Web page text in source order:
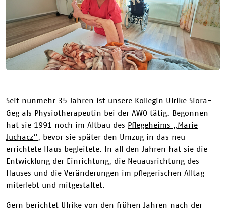
Seit nunmehr 35 Jahren ist unsere Kollegin Ulrike Siora-
Geg als Physiotherapeutin bei der AWO tätig. Begonnen
hat sie 1991 noch im Altbau des Pflegeheims „Marie
Juchacz“ , bevor sie später den Umzug in das neu
errichtete Haus begleitete. In all den Jahren hat sie die
Entwicklung der Einrichtung, die Neuausrichtung des
Hauses und die Veränderungen im pflegerischen Alltag
miterlebt und mitgestaltet.
Gern berichtet Ulrike von den frühen Jahren nach der